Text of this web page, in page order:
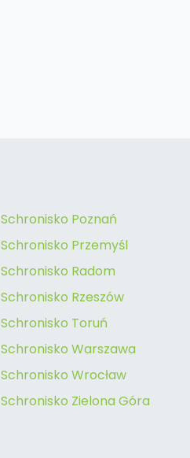
Schronisko Poznań
Schronisko Przemyśl
Schronisko Radom
Schronisko Rzeszów
Schronisko Toruń
Schronisko Warszawa
Schronisko Wrocław
Schronisko Zielona Góra